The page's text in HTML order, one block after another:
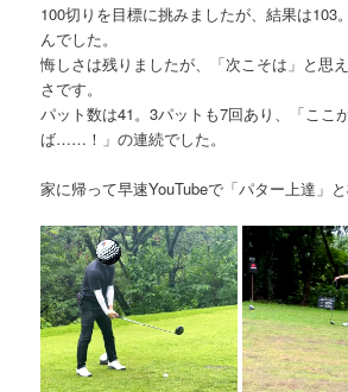
100切りを目標に挑みましたが、結果は103
んでした。
悔しさは残りましたが、「次こそは」と思
さです。
パット数は41。3パットも7回あり、「ここ
ば……！」の連続でした。
家に帰って早速YouTubeで「パター上達」と